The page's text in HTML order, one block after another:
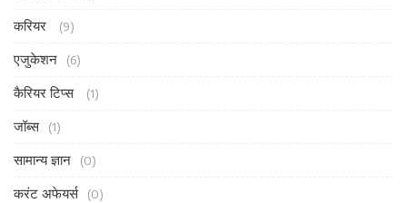
करियर (9)
एजुकेशन (6)
कैरियर टिप्स (1)
जॉब्स (1)
सामान्य ज्ञान (0)
करंट अफेयर्स (0)